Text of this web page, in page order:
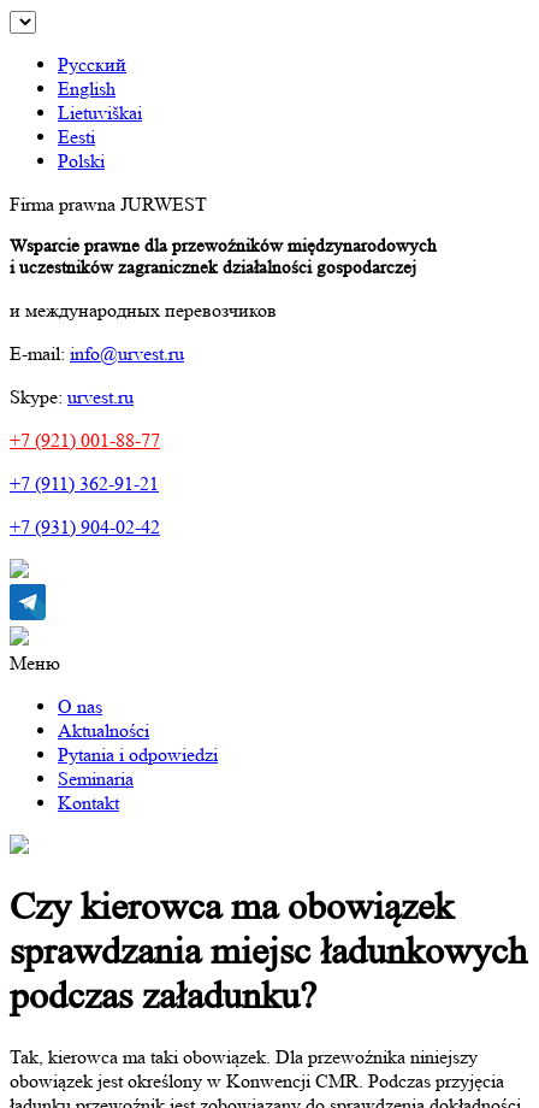
Русский
English
Lietuviškai
Eesti
Polski
Firma prawna JURWEST
Wsparcie prawne dla przewoźników międzynarodowych
i uczestników zagranicznek działalności gospodarczej
и международных перевозчиков
E-mail: info@urvest.ru
Skype: urvest.ru
+7 (921) 001-88-77
+7 (911) 362-91-21
+7 (931) 904-02-42
Меню
O nas
Aktualności
Pytania i odpowiedzi
Seminaria
Kontakt
Czy kierowca ma obowiązek
sprawdzania miejsc ładunkowych
podczas załadunku?
Tak, kierowca ma taki obowiązek. Dla przewoźnika niniejszy
obowiązek jest określony w Konwencji CMR. Podczas przyjęcia